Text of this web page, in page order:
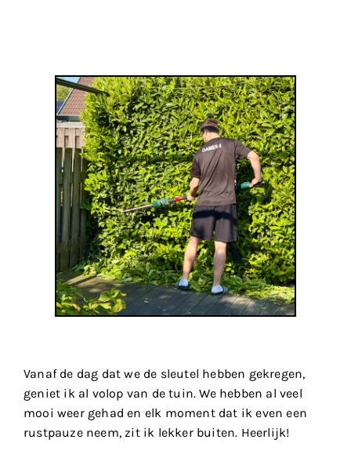
Vanaf de dag dat we de sleutel hebben gekregen,
geniet ik al volop van de tuin. We hebben al veel
mooi weer gehad en elk moment dat ik even een
rustpauze neem, zit ik lekker buiten. Heerlijk!